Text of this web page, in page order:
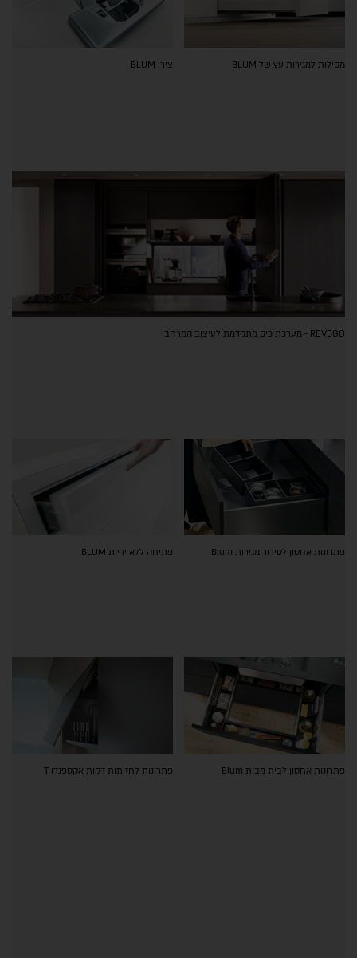
מסילות למגירות עץ של BLUM צירי BLUM
REVEGO - מערכת כיס מתקדמת לעיצוב המרחב
פתרונות אחסון לסידור מגירות Blum פתיחה ללא ידיות BLUM
פתרונות אחסון לבית מבית Blum פתרונות לחזיתות דקות אקספנדו T